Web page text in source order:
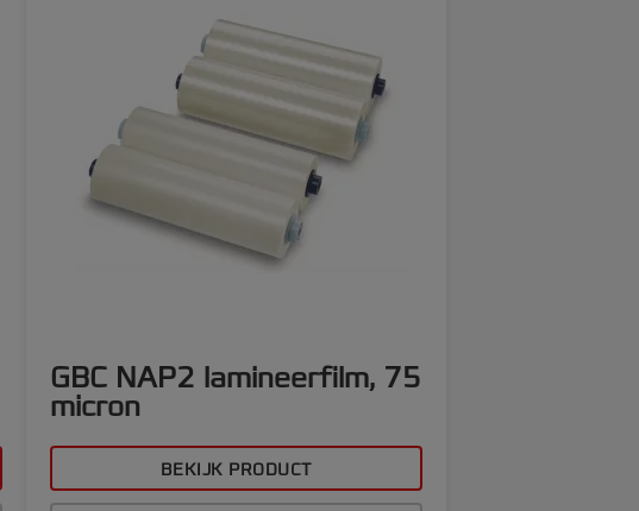
GBC NAP2 lamineerfilm, 75
micron
BEKIJK PRODUCT